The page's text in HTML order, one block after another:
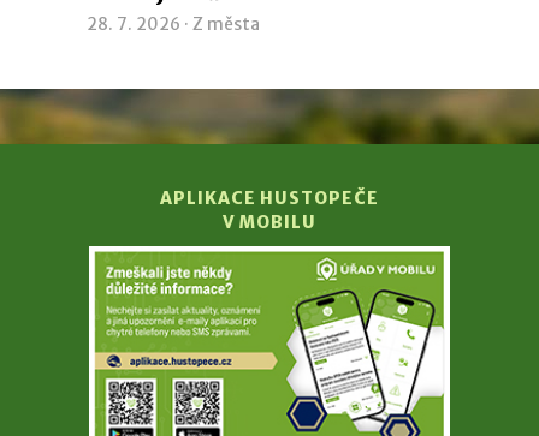
28. 7. 2026 · Z města
APLIKACE HUSTOPEČE
V MOBILU